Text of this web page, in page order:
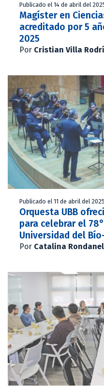
Publicado el 14 de abril del
Magíster en
acreditado por 5
2025
Por Cristian Villa
Publicado el 11 de abril del 2025
Orquesta UBB
para celebrar el
Universidad del
Por Catalina